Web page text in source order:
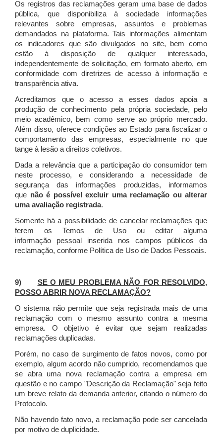
Os registros das reclamações geram uma base de dados
pública, que disponibiliza à sociedade informações
relevantes sobre empresas, assuntos e problemas
demandados na plataforma. Tais informações alimentam
os indicadores que são divulgados no site, bem como
estão à disposição de qualquer interessado,
independentemente de solicitação, em formato aberto, em
conformidade com diretrizes de acesso à informação e
transparência ativa.
Acreditamos que o acesso a esses dados apoia a
produção de conhecimento pela própria sociedade, pelo
meio acadêmico, bem como serve ao próprio mercado.
Além disso, oferece condições ao Estado para fiscalizar o
comportamento das empresas, especialmente no que
tange à lesão a direitos coletivos.
Dada a relevância que a participação do consumidor tem
neste processo, e considerando a necessidade de
segurança das informações produzidas, informamos
que não é possível excluir uma reclamação ou alterar
uma avaliação registrada.
Somente há a possibilidade de cancelar reclamações que
ferem os Temos de Uso ou editar alguma
informação pessoal inserida nos campos públicos da
reclamação, conforme Política de Uso de Dados Pessoais.
9) SE O MEU PROBLEMA NÃO FOR RESOLVIDO,
POSSO ABRIR NOVA RECLAMAÇÃO?
O sistema não permite que seja registrada mais de uma
reclamação com o mesmo assunto contra a mesma
empresa. O objetivo é evitar que sejam realizadas
reclamações duplicadas.
Porém, no caso de surgimento de fatos novos, como por
exemplo, algum acordo não cumprido, recomendamos que
se abra uma nova reclamação contra a empresa em
questão e no campo "Descrição da Reclamação" seja feito
um breve relato da demanda anterior, citando o número do
Protocolo.
Não havendo fato novo, a reclamação pode ser cancelada
por motivo de duplicidade.